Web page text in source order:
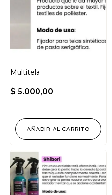
Multitela
$ 5.000,00
AÑADIR AL CARRITO